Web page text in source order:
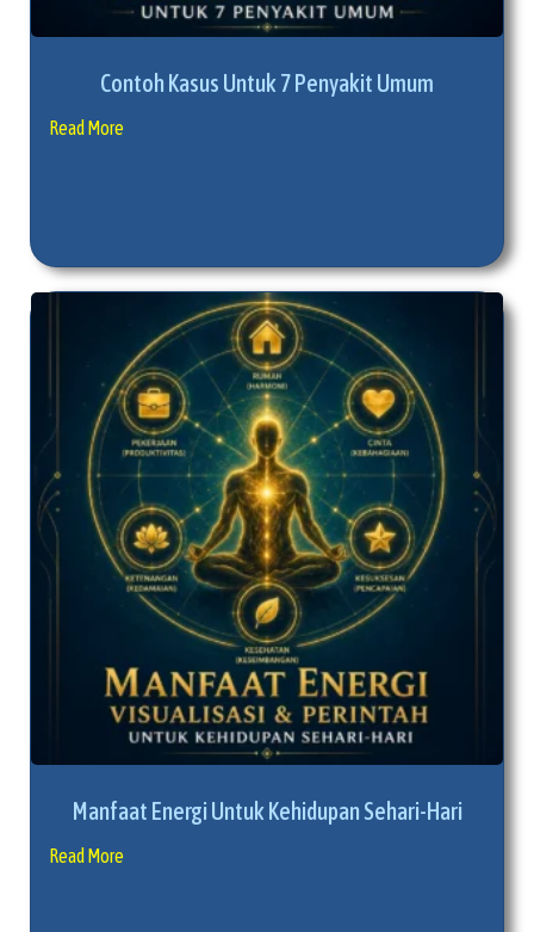
Contoh Kasus Untuk 7 Penyakit Umum
Read More
Manfaat Energi Untuk Kehidupan Sehari-Hari
Read More